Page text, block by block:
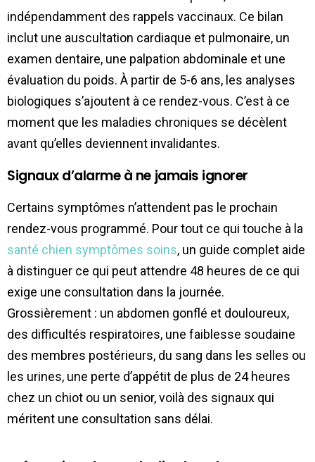
indépendamment des rappels vaccinaux. Ce bilan
inclut une auscultation cardiaque et pulmonaire, un
examen dentaire, une palpation abdominale et une
évaluation du poids. À partir de 5-6 ans, les analyses
biologiques s’ajoutent à ce rendez-vous. C’est à ce
moment que les maladies chroniques se décèlent
avant qu’elles deviennent invalidantes.
Signaux d’alarme à ne jamais ignorer
Certains symptômes n’attendent pas le prochain
rendez-vous programmé. Pour tout ce qui touche à la
santé chien symptômes soins, un guide complet aide
à distinguer ce qui peut attendre 48 heures de ce qui
exige une consultation dans la journée.
Grossièrement : un abdomen gonflé et douloureux,
des difficultés respiratoires, une faiblesse soudaine
des membres postérieurs, du sang dans les selles ou
les urines, une perte d’appétit de plus de 24 heures
chez un chiot ou un senior, voilà des signaux qui
méritent une consultation sans délai.